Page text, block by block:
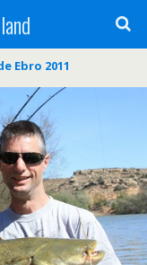
Ebro 2011